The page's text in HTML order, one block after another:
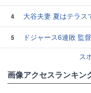
4 大谷夫妻 夏はテラス
5
ドジャース6連敗 監
ス
画像アクセスランキン